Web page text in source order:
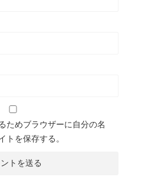
ためブラウザーに自分の名
トを保存する。